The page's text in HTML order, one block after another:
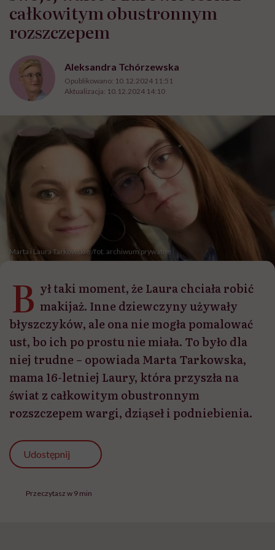
całkowitym obustronnym
rozszczepem
Aleksandra Tchórzewska
Opublikowano: 10.12.2024 11:51
Aktualizacja: 10.12.2024 14:10
Marta i Laura Tarkowskie /fot. archiwum prywatne
B ył taki moment, że Laura chciała robić
makijaż. Inne dziewczyny używały
błyszczyków, ale ona nie mogła pomalować
ust, bo ich po prostu nie miała. To było dla
niej trudne – opowiada Marta Tarkowska,
mama 16-letniej Laury, która przyszła na
świat z całkowitym obustronnym
rozszczepem wargi, dziąseł i podniebienia.
Udostępnij
Przeczytasz w 9 min